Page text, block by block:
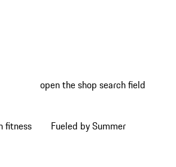
open the shop search field
fitness Fueled by Summer